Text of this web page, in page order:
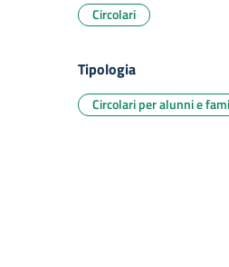
Circolari
Tipologia
Circolari per alunni e